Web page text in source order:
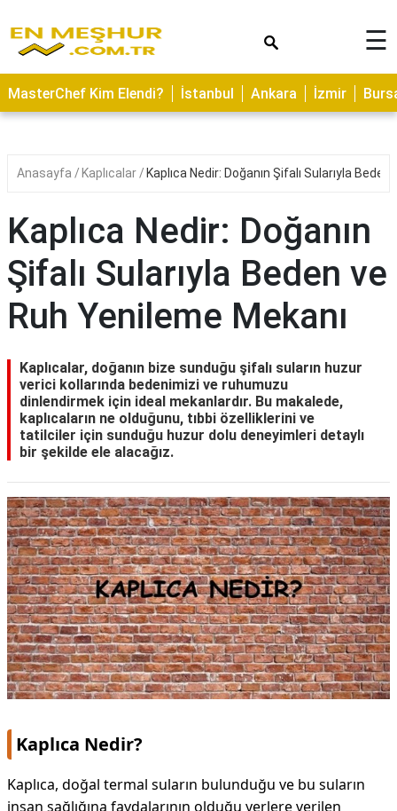
ASTROLOJİ
SAĞLIK
YERLER
BAKIMI
NEDİR
ALANLARI
HAMİLELİK
KAPLICALAR
İLETİŞİM
☰
MasterChef Kim Elendi? İstanbul Ankara İzmir
Anasayfa Kaplıcalar Kaplıca Nedir: Doğanın Şifalı Sularıyla
Kaplıca Nedir: Doğanın
Şifalı Sularıyla Beden ve
Ruh Yenileme Mekanı
Kaplıcalar, doğanın bize sunduğu şifalı suların huzur
verici kollarında bedenimizi ve ruhumuzu
dinlendirmek için ideal mekanlardır. Bu makalede,
kaplıcaların ne olduğunu, tıbbi özelliklerini ve
tatilciler için sunduğu huzur dolu deneyimleri detaylı
bir şekilde ele alacağız.
Kaplıca Nedir?
Kaplıca, doğal termal suların bulunduğu ve bu suların
insan sağlığına faydalarının olduğu yerlere verilen